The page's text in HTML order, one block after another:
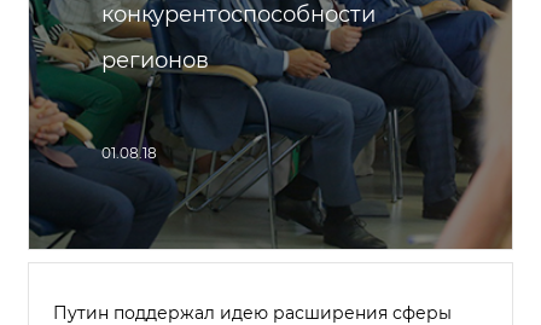
конкурентоспособности
регионов
01.08.18
Путин поддержал идею расширения сферы